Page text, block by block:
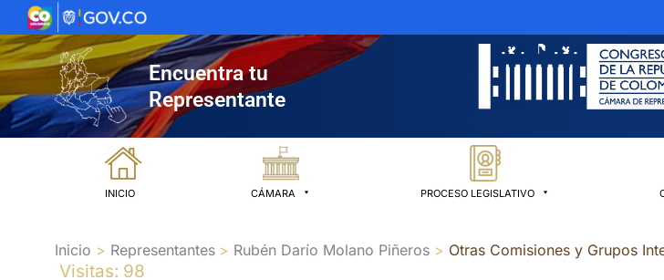
al
contenido
Encuentra tu
Representante
INICIO CÁMARA PROCESO LEGISLATIVO
Inicio Representantes Rubén Darío Molano Piñeros Otras Comisiones y Grupos
Visitas: 98